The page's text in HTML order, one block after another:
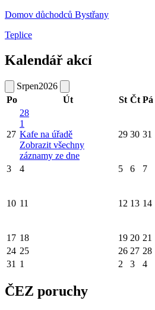
Domov důchodců Bystřany
Teplice
Kalendář akcí
Srpen2026
Po
Út St Čt Pá
27
28
1
Kafe na úřadě
Zobrazit všechny
záznamy ze dne
29 30 31
3 4 5 6 7
10 11 12 13 14
17 18 19 20 21
24 25 26 27 28
31 1 2 3 4
ČEZ poruchy